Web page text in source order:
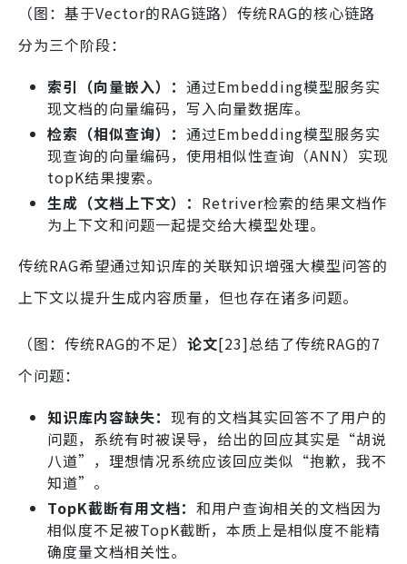
（图：基于Vector的RAG链路）传统RAG的核心链路
分为三个阶段：
索引（向量嵌入）： 通过Embedding模型服务实
现文档的向量编码，写入向量数据库。
检索（相似查询）： 通过Embedding模型服务实
现查询的向量编码，使用相似性查询（ANN）实现
topK结果搜索。
生成（文档上下文）： Retriver检索的结果文档作
为上下文和问题一起提交给大模型处理。
传统RAG希望通过知识库的关联知识增强大模型问答的
上下文以提升生成内容质量，但也存在诸多问题。
（图：传统RAG的不足） 论文[23]总结了传统RAG的7
个问题：
知识库内容缺失： 现有的文档其实回答不了用户的
问题，系统有时被误导，给出的回应其实是“胡说
八道”，理想情况系统应该回应类似“抱歉，我不
知道”。
TopK截断有用文档： 和用户查询相关的文档因为
相似度不足被TopK截断，本质上是相似度不能精
确度量文档相关性。